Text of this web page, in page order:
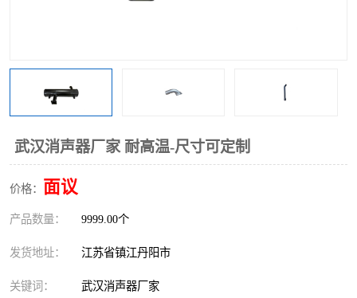
武汉消声器厂家 耐高温-尺寸可定制
价格： 面议
产品数量： 9999.00个
发货地址： 江苏省镇江丹阳市
关键词： 武汉消声器厂家